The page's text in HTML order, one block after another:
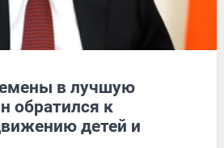
в лучшую
обратился к
детей и